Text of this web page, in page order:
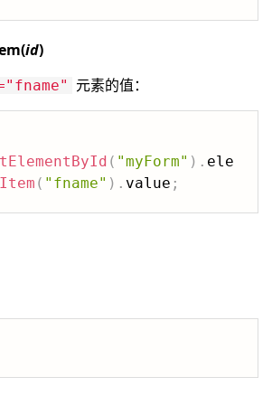
id)
元素的值：
( "myForm" ) . ele
( "fname" ) . value ;